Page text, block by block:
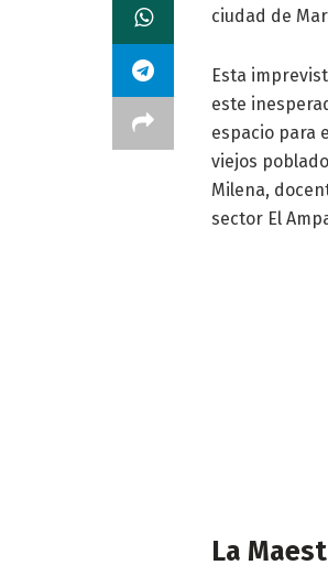
ciudad de
Esta
este
espacio para
viejos
Milena,
sector El
La